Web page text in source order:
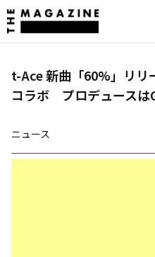
t-Ace 新曲「60%」リ
コラボ プロデュースは
ニュース